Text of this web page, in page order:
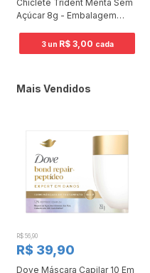
Chiclete Trident Menta Sem
Açúcar 8g - Embalagem
3 un R$ 3,00 cada
Mais Vendidos
R$ 56,90
R$ 39,90
Dove Máscara Capilar 10 Em